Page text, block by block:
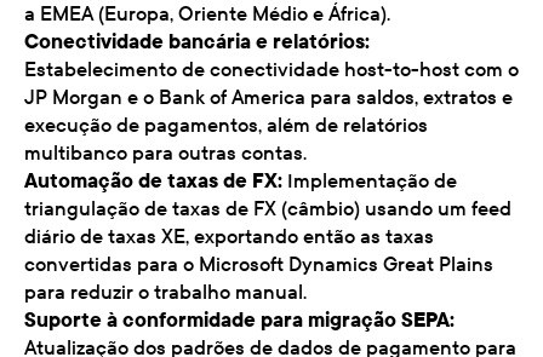
a EMEA (Europa, Oriente Médio e África).
Conectividade bancária e relatórios:
Estabelecimento de conectividade host-to-host com o
JP Morgan e o Bank of America para saldos, extratos e
execução de pagamentos, além de relatórios
multibanco para outras contas.
Automação de taxas de FX: Implementação de
triangulação de taxas de FX (câmbio) usando um feed
diário de taxas XE, exportando então as taxas
convertidas para o Microsoft Dynamics Great Plains
para reduzir o trabalho manual.
Suporte à conformidade para migração SEPA:
Atualização dos padrões de dados de pagamento para